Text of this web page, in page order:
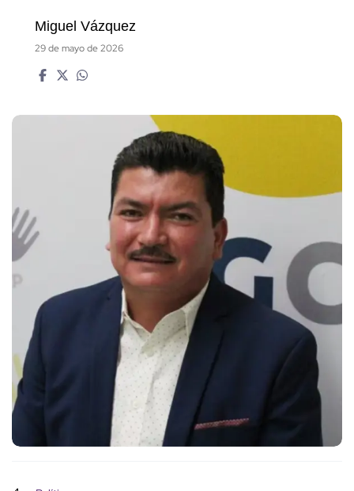
Miguel Vázquez
29 de mayo de 2026